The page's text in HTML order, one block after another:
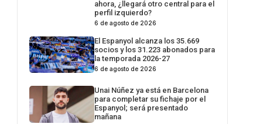
ahora, ¿llegará otro central para el
perfil izquierdo?
6 de agosto de 2026
El Espanyol alcanza los 35.669
socios y los 31.223 abonados para
la temporada 2026-27
6 de agosto de 2026
Unai Núñez ya está en Barcelona
para completar su fichaje por el
Espanyol; será presentado
mañana